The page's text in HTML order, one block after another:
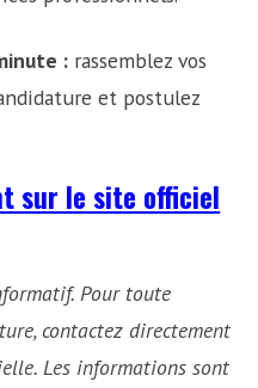
: rassemblez vos
et postulez
sur le site officiel
Pour toute
contactez directement
Les informations sont